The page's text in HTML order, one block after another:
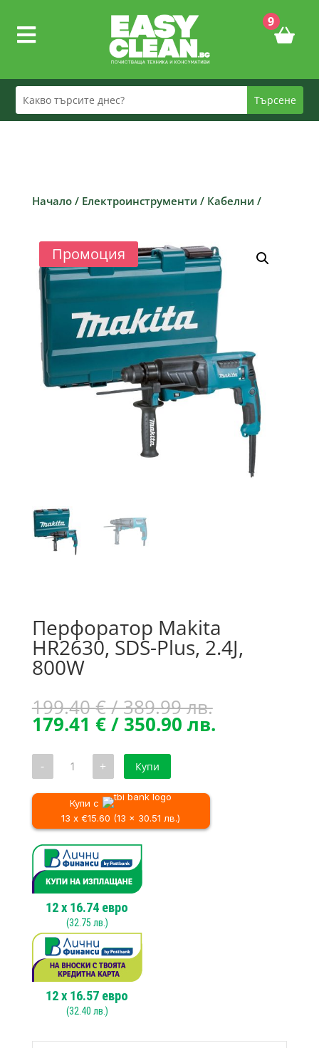

9
Начало/ Електроинструменти / Кабелни /
Промоция
Перфоратор Makita
HR2630, SDS-Plus, 2.4J,
800W
199.40€/ 389.99 лв.Original
price
was:
179.41 €/ 350.90 лв.Текущата
цена
- количество
Перфоратор
Makita
HR2630,
SDS-
Plus,
800W
+ Купи
Купи с
13 x €15.60 (13 x 30.51 лв.)
12x 16.74 евро
(32.75 лв.)
12x 16.57 евро
(32.40 лв.)